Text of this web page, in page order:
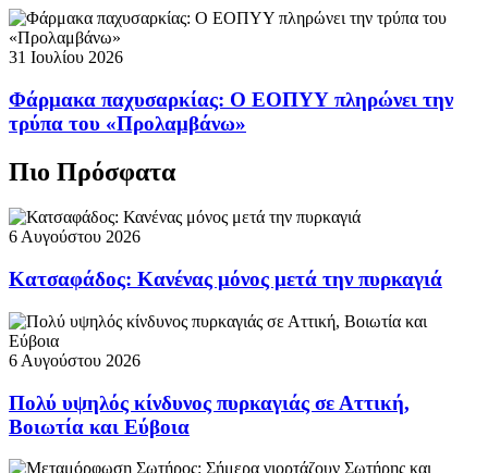
31 Ιουλίου 2026
Φάρμακα παχυσαρκίας: Ο ΕΟΠΥΥ πληρώνει την
τρύπα του «Προλαμβάνω»
Πιο Πρόσφατα
6 Αυγούστου 2026
Κατσαφάδος: Κανένας μόνος μετά την πυρκαγιά
6 Αυγούστου 2026
Πολύ υψηλός κίνδυνος πυρκαγιάς σε Αττική,
Βοιωτία και Εύβοια